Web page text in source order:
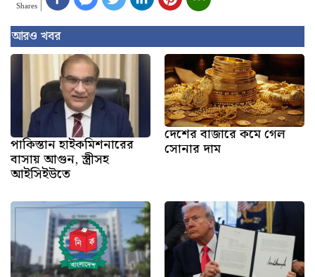
Shares
আরও খবর
পাকিস্তান হাইকমিশনারের
বাসায় আগুন, স্ত্রীসহ
আইসিইউতে
দেশের বাজারে কমে গেল
সোনার দাম